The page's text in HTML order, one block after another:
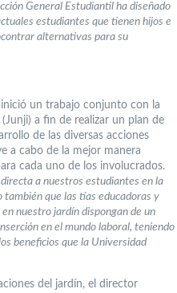
General Estudiantil ha diseñado
estudiantes que tienen hijos e
alternativas para su
un trabajo conjunto con la
a fin de realizar un plan de
de las diversas acciones
a cabo de la mejor manera
cada uno de los involucrados.
a nuestros estudiantes en la
también que las tías educadoras y
nuestro jardín dispongan de un
en el mundo laboral, teniendo
beneficios que la Universidad
del jardín, el director